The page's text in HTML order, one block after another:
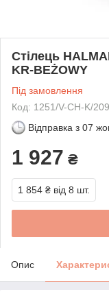
Стілець
KR-BEŻOWY
Під замовлення
Код: 1251/V-CH-K/
Відправка з 07
1 927 ₴
1 854 ₴ від 8 шт.
Опис